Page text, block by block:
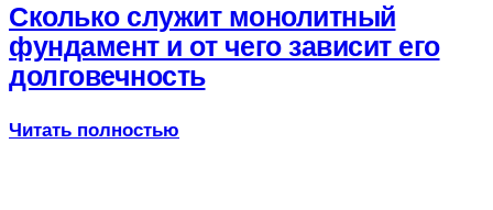
Сколько служит монолитный
фундамент и от чего зависит его
долговечность
Читать полностью